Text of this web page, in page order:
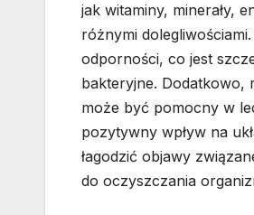
jak witaminy, minerały,
różnymi
odporności, co jest
bakteryjne. Dodatkowo,
może być pomocny w
pozytywny wpływ na
łagodzić objawy
do oczyszczania